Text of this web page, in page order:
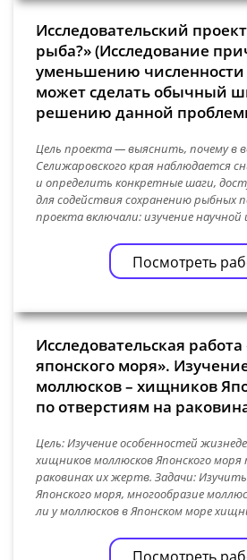
Исследовательский
рыба?» (Исследование
уменьшению
может сделать обычный
решению данной
Цель проекта — выяснить, почему в
Селижаровского края наблюдается
и определить конкретные шаги,
для содействия сохранению рыбных
проекта включали: изучение научной
Посмотреть
Исследовательская
японского моря».
моллюсков – хищников
по отверстиям на
Цель: Изучение особенностей
хищников моллюсков Японского
раковинах их жертв. Задачи:
Японского моря, многообразие
ли у моллюсков в Японском море
Посмотреть